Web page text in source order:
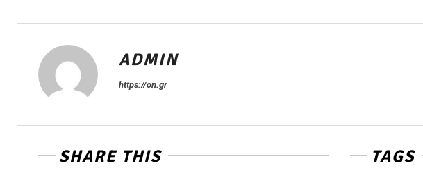
ADMIN
https://on.gr
SHARE THIS TAGS